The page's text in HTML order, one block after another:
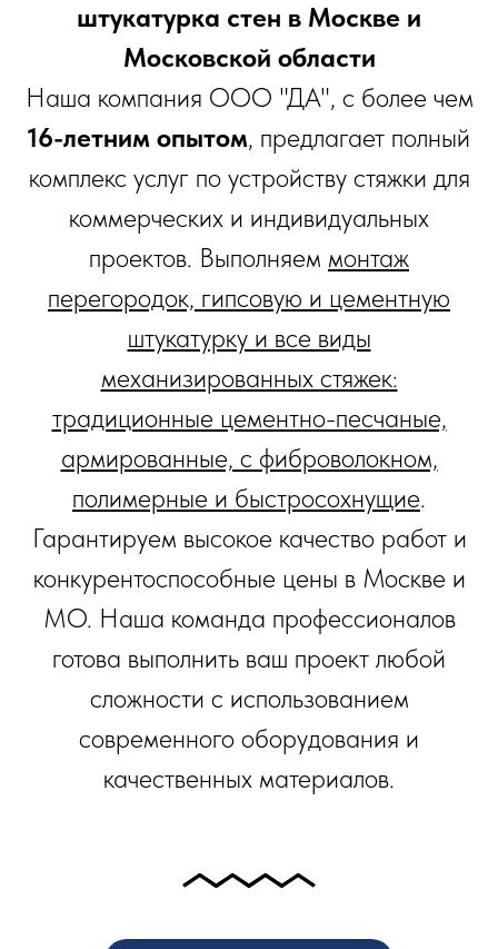
штукатурка стен в Москве и
Московской области
Наша компания ООО "ДА", с более чем
16-летним опытом, предлагает полный
комплекс услуг по устройству стяжки для
коммерческих и индивидуальных
проектов. Выполняем монтаж
перегородок, гипсовую и цементную
штукатурку и все виды
механизированных стяжек:
традиционные цементно-песчаные,
армированные, с фиброволокном,
полимерные и быстросохнущие.
Гарантируем высокое качество работ и
конкурентоспособные цены в Москве и
МО. Наша команда профессионалов
готова выполнить ваш проект любой
сложности с использованием
современного оборудования и
качественных материалов.